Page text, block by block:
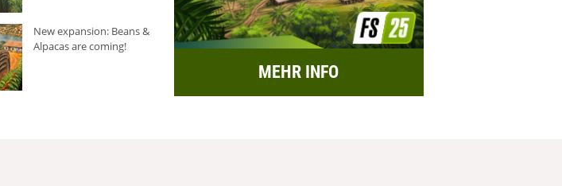
New expansion: Beans &
Alpacas are coming!
MEHR INFO